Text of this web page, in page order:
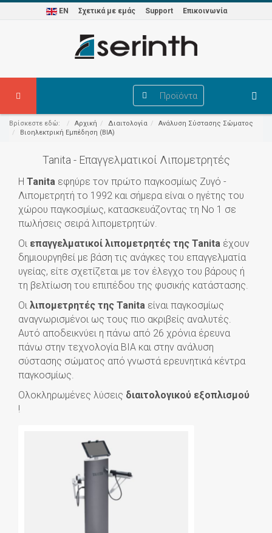
EN Σχετικά με εμάς Support Επικοινωνία
Προϊόντα
Βρίσκεστε εδώ: Αρχική Διαιτολογία
Ανάλυση Σύστασης Σώματος
Βιοηλεκτρική Εμπέδηση (BIA)
Tanita - Επαγγελματικοί Λιπομετρητές
Η Tanita εφηύρε τον πρώτο παγκοσμίως Ζυγό -
Λιπομετρητή το 1992 και σήμερα είναι ο ηγέτης του
χώρου παγκοσμίως, κατασκευάζοντας τη Νο 1 σε
πωλήσεις σειρά λιπομετρητών.
Οι επαγγελματικοί λιπομετρητές της Tanita έχουν
δημιουργηθεί με βάση τις ανάγκες του επαγγελματία
υγείας, είτε σχετίζεται με τον έλεγχο του βάρους ή
τη βελτίωση του επιπέδου της φυσικής κατάστασης.
Οι λιπομετρητές της Tanita είναι παγκοσμίως
αναγνωρισμένοι ως τους πιο ακριβείς αναλυτές.
Αυτό αποδεικνύει η πάνω από 26 χρόνια έρευνα
πάνω στην τεχνολογία BIA και στην ανάλυση
σύστασης σώματος από γνωστά ερευνητικά κέντρα
παγκοσμίως.
Ολοκληρωμένες λύσεις διαιτολογικού εξοπλισμού
!